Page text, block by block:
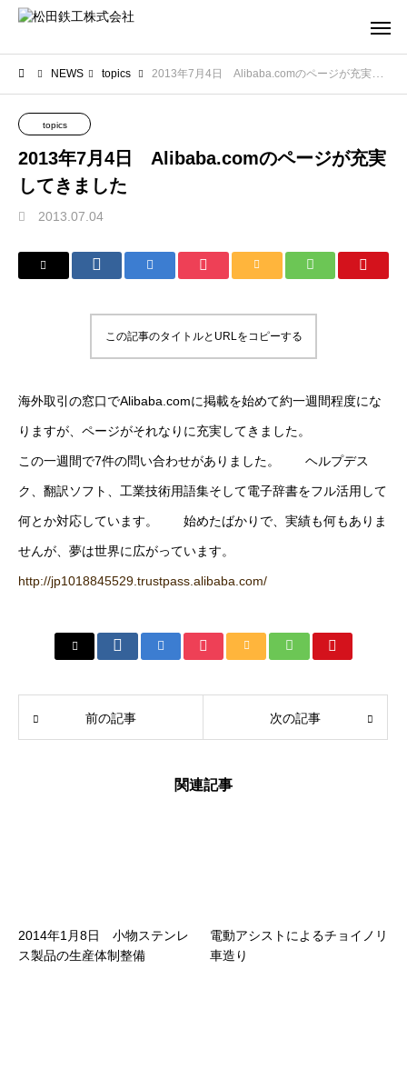
NEWS topics 2013年7月4日 Alibaba.comのページが充実してきました
topics
2013年7月4日 Alibaba.comのページが充実
してきました
2013.07.04
この記事のタイトルとURLをコピーする
海外取引の窓口でAlibaba.comに掲載を始めて約一週間程度にな
りますが、ページがそれなりに充実してきました。
この一週間で7件の問い合わせがありました。 ヘルプデス
ク、翻訳ソフト、工業技術用語集そして電子辞書をフル活用して
何とか対応しています。 始めたばかりで、実績も何もありま
せんが、夢は世界に広がっています。
http://jp1018845529.trustpass.alibaba.com/
前の記事 次の記事
関連記事
2014年1月8日 小物ステンレ
ス製品の生産体制整備
電動アシストによるチョイノリ
車造り